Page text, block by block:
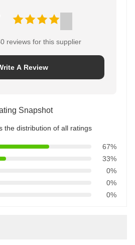
reviews for this supplier
A Review
Snapshot
the distribution of all ratings
67%
33%
0%
0%
0%